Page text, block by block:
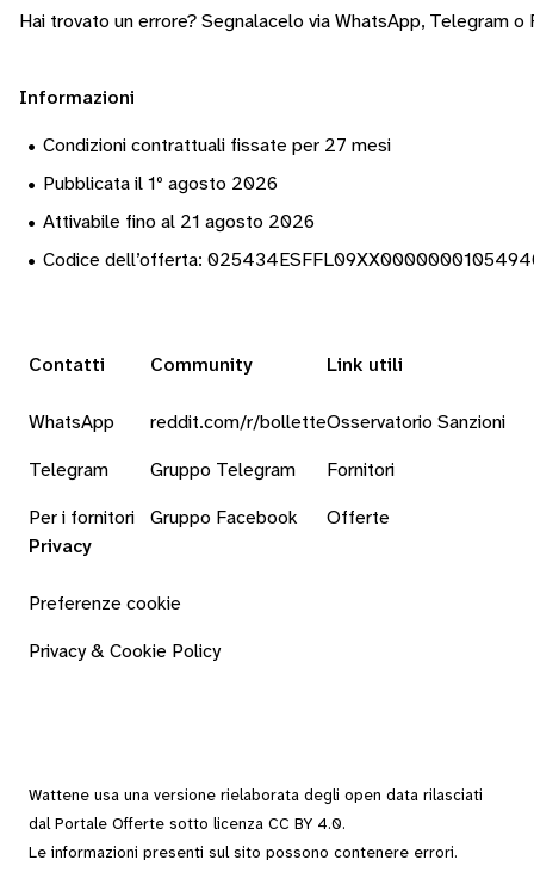
Hai trovato un errore? Segnalacelo via WhatsApp, Telegram o
Informazioni
• Condizioni contrattuali fissate per 27 mesi
• Pubblicata il 1º agosto 2026
• Attivabile fino al 21 agosto 2026
• Codice dell’offerta:
Contatti
WhatsApp
Telegram
Per i fornitori
Community
reddit.com/r/bollette
Gruppo Telegram
Gruppo Facebook
Link utili
Osservatorio Sanzioni
Fornitori
Offerte
Privacy
Preferenze cookie
Privacy & Cookie Policy
Wattene usa una versione rielaborata degli open data rilasciati
dal Portale Offerte sotto licenza CC BY 4.0.
Le informazioni presenti sul sito possono contenere errori.